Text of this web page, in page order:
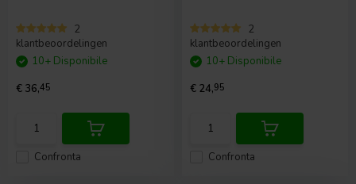
2
klantbeoordelingen
Confronta
10+ Disponibile
€ 36,45
2
klantbeoordelingen
Confronta
10+ Disponibile
€ 24,95